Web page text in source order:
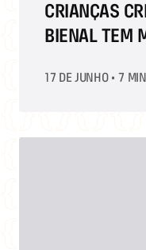
CRIANÇAS
BIENAL TEM
SHELL
17 DE JUNHO •7